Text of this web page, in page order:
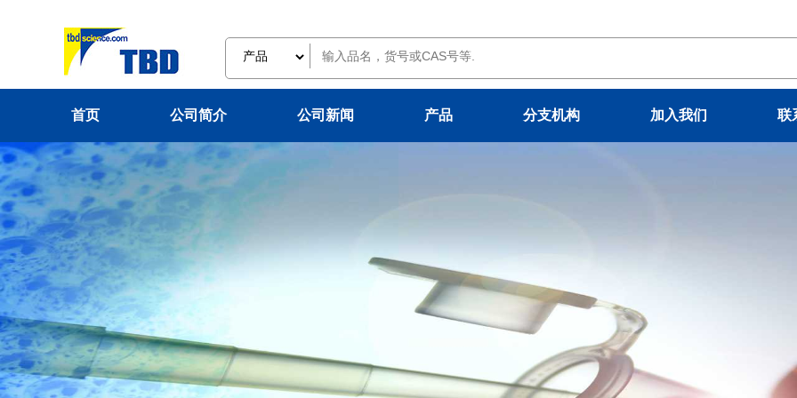
首页 公司简介 公司新闻 产品 分支机构 加入我们 联